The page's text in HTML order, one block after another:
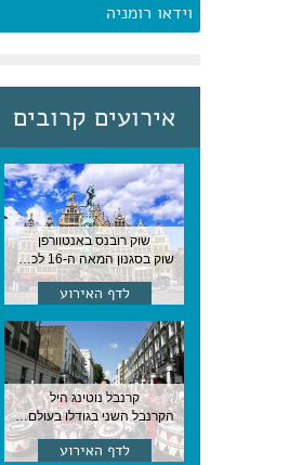
וידאו רומניה
אירועים קרובים
שוק רובנס באנטוורפן
שוק בסגנון המאה ה-16 לכבודו של הצייר המפורסם, בן העיר, נערך ב-15 באוגוסט באנטוורפן
לדף האירוע
קרנבל נוטינג היל
הקרנבל השני בגודלו בעולם, עם מוזיקה, תהלוכות ותחפושות. לונדון
לדף האירוע